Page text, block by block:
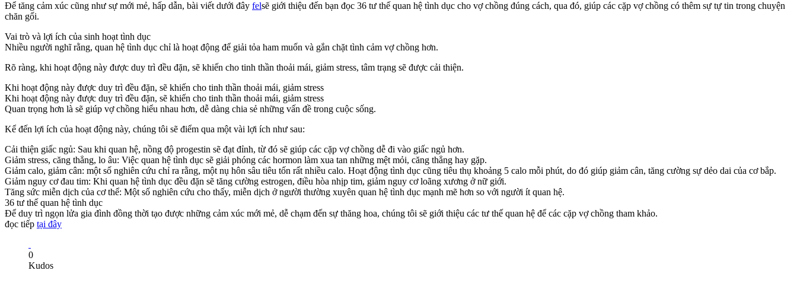
Để tăng cảm xúc cũng như sự mới mẻ, hấp dẫn, bài viết dưới đây felsẽ giới thiệu đến bạn đọc 36 tư thế quan hệ tình dục cho vợ chồng đúng cách, qua đó, giúp các cặp vợ chồng có thêm sự tự tin trong chuyện
chăn gối.
Vai trò và lợi ích của sinh hoạt tình dục
Nhiều người nghĩ rằng, quan hệ tình dục chỉ là hoạt động để giải tỏa ham muốn và gắn chặt tình cảm vợ chồng hơn.
Rõ ràng, khi hoạt động này được duy trì đều đặn, sẽ khiến cho tinh thần thoải mái, giảm stress, tâm trạng sẽ được cải thiện.
Khi hoạt động này được duy trì đều đặn, sẽ khiến cho tinh thần thoải mái, giảm stress
Khi hoạt động này được duy trì đều đặn, sẽ khiến cho tinh thần thoải mái, giảm stress
Quan trọng hơn là sẽ giúp vợ chồng hiểu nhau hơn, dễ dàng chia sẻ những vấn đề trong cuộc sống.
Kể đến lợi ích của hoạt động này, chúng tôi sẽ điểm qua một vài lợi ích như sau:
Cải thiện giấc ngủ: Sau khi quan hệ, nồng độ progestin sẽ đạt đỉnh, từ đó sẽ giúp các cặp vợ chồng dễ đi vào giấc ngủ hơn.
Giảm stress, căng thẳng, lo âu: Việc quan hệ tình dục sẽ giải phóng các hormon làm xua tan những mệt mỏi, căng thẳng hay gặp.
Giảm calo, giảm cân: một số nghiên cứu chỉ ra rằng, một nụ hôn sâu tiêu tốn rất nhiều calo. Hoạt động tình dục cũng tiêu thụ khoảng 5 calo mỗi phút, do đó giúp giảm cân, tăng cường sự dẻo dai của cơ bắp.
Giảm nguy cơ đau tim: Khi quan hệ tình dục đều đặn sẽ tăng cường estrogen, điều hòa nhịp tim, giảm nguy cơ loãng xương ở nữ giới.
Tăng sức miễn dịch của cơ thể: Một số nghiên cứu cho thấy, miễn dịch ở người thường xuyên quan hệ tình dục mạnh mẽ hơn so với người ít quan hệ.
36 tư thế quan hệ tình dục
Để duy trì ngọn lửa gia đình đồng thời tạo được những cảm xúc mới mẻ, dễ chạm đến sự thăng hoa, chúng tôi sẽ giới thiệu các tư thế quan hệ để các cặp vợ chồng tham khảo.
đọc tiếp tại đây
0
Kudos